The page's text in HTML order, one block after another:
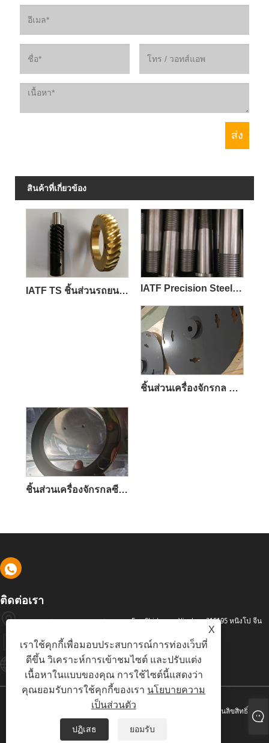
สินค้าที่เกี่ยวข้อง
IATF TS ชิ้นส่วนรถยนต์ที่ผ่านการรับรอง IATF Precision Steel Stainless Steel
ชิ้นส่วนเครื่องจักรกล CNC ที่แม่นยำ
ชิ้นส่วนเครื่องจักรกลซีเอ็นซีที่มีความแม่นยำ IATF 16949
ติดต่อเรา
ถนนอุตสาหกรรม เขตอุตสาหกรรม Fan Shidu เขต Yinzhou 315195 หนิงโป จีน
+86-574-88486629
Info@dyfab-Industry.com
ลิขสิทธิ์ © 2024 Ningbo Dyfab Industry Co., Ltd. สงวนลิขสิทธิ์
Sitemap XML นโยบายความเป็นส่วนตัว
X
เราใช้คุกกี้เพื่อมอบประสบการณ์การท่องเว็บที่
ดีขึ้น วิเคราะห์การเข้าชมไซต์ และปรับแต่ง
เนื้อหาในแบบของคุณ การใช้ไซต์นี้แสดงว่า
คุณยอมรับการใช้คุกกี้ของเรา นโยบายความ
เป็นส่วนตัว
ปฏิเสธ ยอมรับ